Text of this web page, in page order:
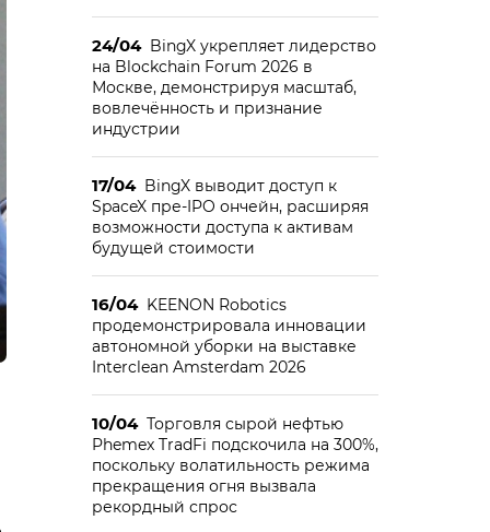
24/04 BingX укрепляет лидерство
на Blockchain Forum 2026 в
Москве, демонстрируя масштаб,
вовлечённость и признание
индустрии
17/04 BingX выводит доступ к
SpaceX пре-IPO ончейн, расширяя
возможности доступа к активам
будущей стоимости
16/04 KEENON Robotics
продемонстрировала инновации
автономной уборки на выставке
Interclean Amsterdam 2026
10/04 Торговля сырой нефтью
Phemex TradFi подскочила на 300%,
поскольку волатильность режима
прекращения огня вызвала
рекордный спрос